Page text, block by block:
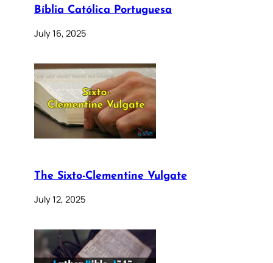
Bíblia Católica Portuguesa
July 16, 2025
The Sixto-Clementine Vulgate
July 12, 2025